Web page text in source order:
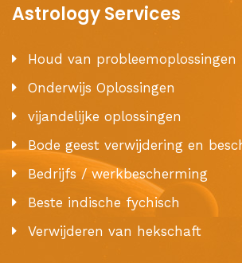
Astrology Services
Houd van probleemoplossingen
Onderwijs Oplossingen
vijandelijke oplossingen
Bode geest verwijdering en
Bedrijfs / werkbescherming
Beste indische fychisch
Verwijderen van hekschaft